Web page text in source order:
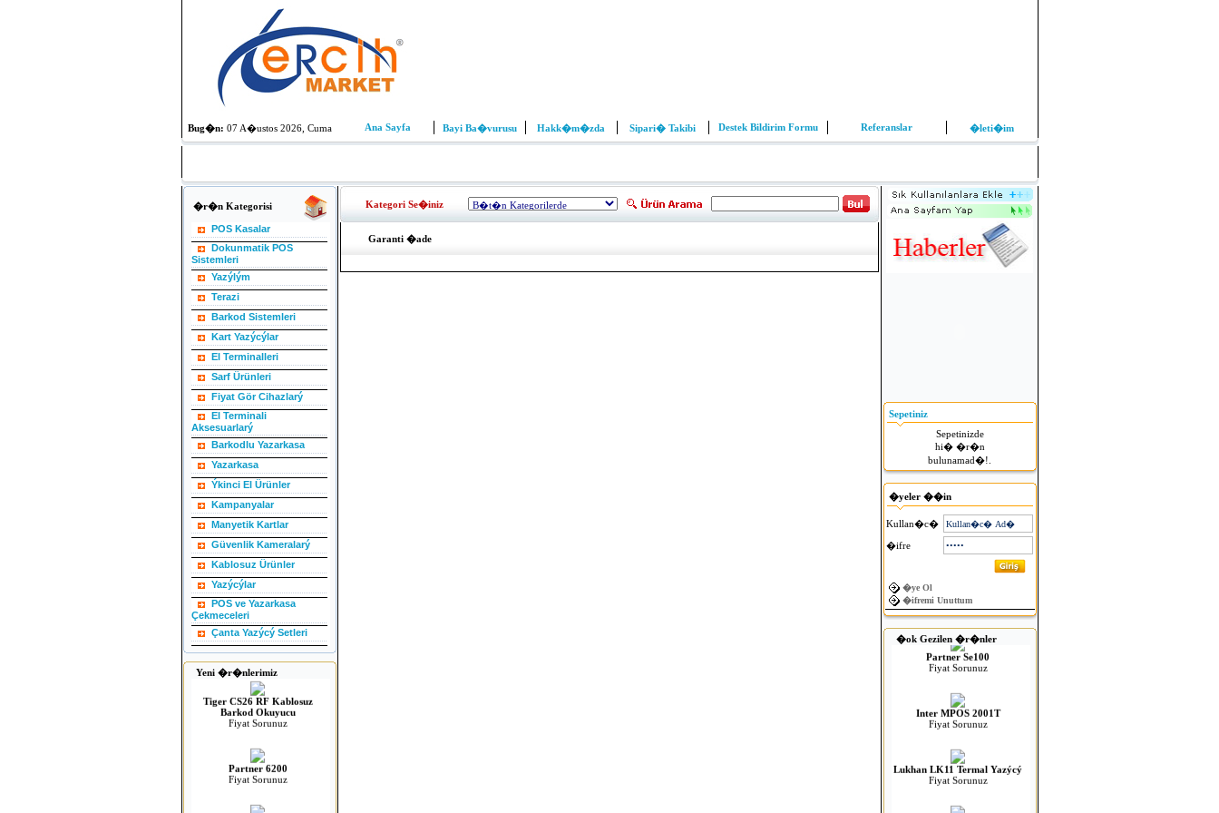
Bug�n: 07 A�ustos 2026, Cuma Ana Sayfa Bayi Ba�vurusu Hakk�m�zda Sipari� Takibi Destek Bildirim Formu Referanslar �leti�im
�r�n Kategorisi
POS Kasalar
Dokunmatik POS
Sistemleri
Yazýlým
Terazi
Barkod Sistemleri
Kart Yazýcýlar
El Terminalleri
Sarf Ürünleri
Fiyat Gör Cihazlarý
El Terminali
Aksesuarlarý
Barkodlu Yazarkasa
Yazarkasa
Ýkinci El Ürünler
Kampanyalar
Manyetik Kartlar
Güvenlik Kameralarý
Kablosuz Ürünler
Yazýcýlar
POS ve Yazarkasa
Çekmeceleri
Çanta Yazýcý Setleri
Yeni �r�nlerimiz
Spider Sp200 2D Barkod
Okuyucu
Fiyat Sorunuz
Tiger CS26 RF Kablosuz
Barkod Okuyucu
Fiyat Sorunuz
Partner 6200
Fiyat Sorunuz
Kategori Se�iniz
Garanti �ade
Sepetiniz
Sepetinizde
hi� �r�n
bulunamad�!.
�yeler ��in
Kullan�c�
�ifre
�ye Ol
�ifremi Unuttum
�ok Gezilen �r�nler
Para Çekmeceleri
Fiyat Sorunuz
Partner Se100
Fiyat Sorunuz
Inter MPOS 2001T
Fiyat Sorunuz
Lukhan LK11 Termal Yazýcý
Fiyat Sorunuz